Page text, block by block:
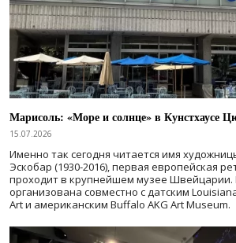
Марисоль: «Море и солнце» в Кунстхаусе
15.07.2026
Именно так сегодня читается имя
Эскобар (1930-2016), первая европейская
проходит в крупнейшем музее Швейцарии.
организована совместно с датским
Art и американским Buffalo AKG Art Museum.